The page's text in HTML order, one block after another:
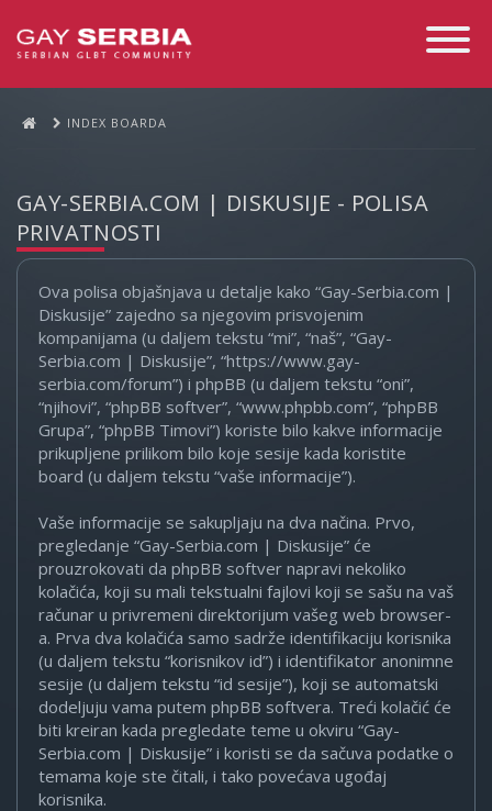
Toggle
INDEX BOARDA
GAY-SERBIA.COM | DISKUSIJE - POLISA
PRIVATNOSTI
Ova polisa objašnjava u detalje kako “Gay-Serbia.com |
Diskusije” zajedno sa njegovim prisvojenim
kompanijama (u daljem tekstu “mi”, “naš”, “Gay-
Serbia.com | Diskusije”, “https://www.gay-
serbia.com/forum”) i phpBB (u daljem tekstu “oni”,
“njihovi”, “phpBB softver”, “www.phpbb.com”, “phpBB
Grupa”, “phpBB Timovi”) koriste bilo kakve informacije
prikupljene prilikom bilo koje sesije kada koristite
board (u daljem tekstu “vaše informacije”).
Vaše informacije se sakupljaju na dva načina. Prvo,
pregledanje “Gay-Serbia.com | Diskusije” će
prouzrokovati da phpBB softver napravi nekoliko
kolačića, koji su mali tekstualni fajlovi koji se sašu na vaš
računar u privremeni direktorijum vašeg web browser-
a. Prva dva kolačića samo sadrže identifikaciju korisnika
(u daljem tekstu “korisnikov id”) i identifikator anonimne
sesije (u daljem tekstu “id sesije”), koji se automatski
dodeljuju vama putem phpBB softvera. Treći kolačić će
biti kreiran kada pregledate teme u okviru “Gay-
Serbia.com | Diskusije” i koristi se da sačuva podatke o
temama koje ste čitali, i tako povećava ugođaj
korisnika.